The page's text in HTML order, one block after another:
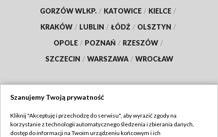
GORZÓW WLKP. / KATOWICE / KIELCE /
KRAKÓW / LUBLIN / ŁÓDŹ / OLSZTYN /
OPOLE / POZNAŃ / RZESZÓW /
SZCZECIN / WARSZAWA / WROCŁAW
TVP
Szanujemy Twoją prywatność
Kliknij "Akceptuję i przechodzę do serwisu", aby wyrazić zgody na
korzystanie z technologii automatycznego śledzenia i zbierania danych,
dostęp do informacji na Twoim urządzeniu końcowym i ich